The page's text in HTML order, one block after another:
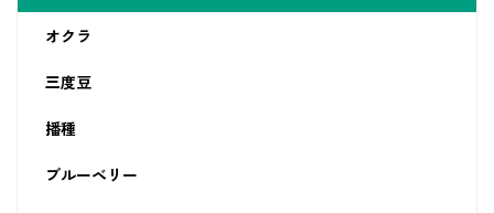
オクラ
三度豆
播種
ブルーベリー